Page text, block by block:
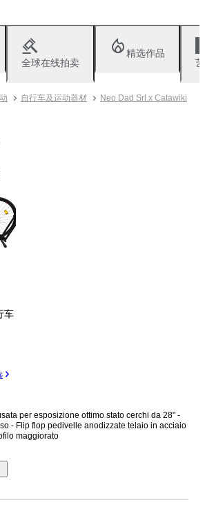
全球在线拍卖
精选作品
自行车及运动器材
Neo Dad Srl x Catawiki
车
per esposizione ottimo stato cerchi da 28" -
- Flip flop pedivelle anodizzate telaio in acciaio
maggiorato